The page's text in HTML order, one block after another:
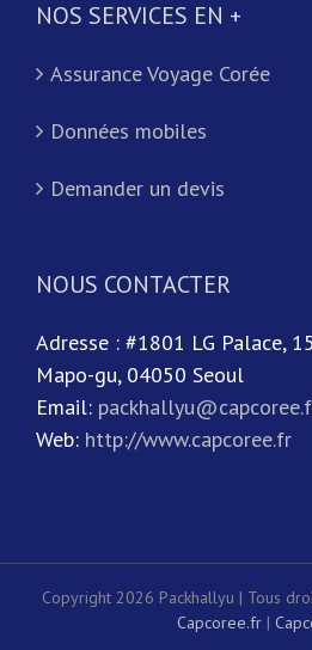
NOS SERVICES EN +
Assurance Voyage Corée
Données mobiles
Demander un devis
NOUS CONTACTER
Adresse : #1801 LG Palace,
Mapo-gu, 04050 Seoul
Email:
Web: http://www.capcoree.fr
Copyright 2026 Packhallyu | Tous
Capcoree.fr|